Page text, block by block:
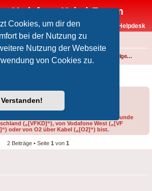
Cookies, um dir den
bei der Nutzung zu
Nutzung der Webseite
von Cookies zu.
Verstanden!
Vodafone-Kabel-Forum
Vodafone-Kabel-Helpdesk
Technik allgemein
eines Threads im Feld „Präfix“ an, ob du Kunde
(„[VFKD]“), von Vodafone West („[VF
oder von O2 über Kabel („[O2]“) bist.
2 Beiträge • Seite 1 von 1